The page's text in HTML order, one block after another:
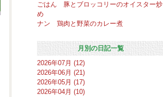
ごはん 豚とブロッコリーのオイスター炒
め
ナン 鶏肉と野菜のカレー煮
月別の日記一覧
2026年07月 (12)
2026年06月 (21)
2026年05月 (17)
2026年04月 (10)